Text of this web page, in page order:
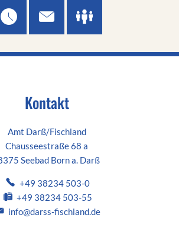
Kontakt
Amt Darß/Fischland
Chausseestraße 68 a
Seebad Born a. Darß
+49 38234 503-0
+49 38234 503-55
info@darss-fischland.de